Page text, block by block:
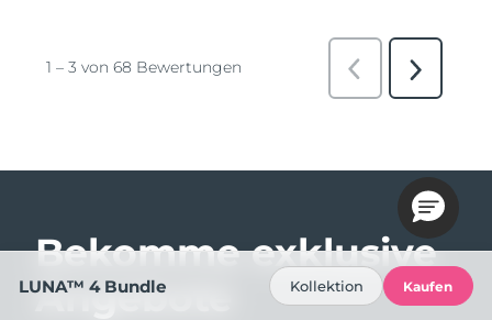
Bekomme exklusive
Angebote
LUNA™ 4 Bundle Kollektion Kaufen